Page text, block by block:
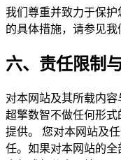
我们尊重并致力于保
的具体措施，请参见我
六、责任限制
对本网站及其所载内容
超擎数智不做任何形式
提供。 您对本网站及
任。如果对本网站的